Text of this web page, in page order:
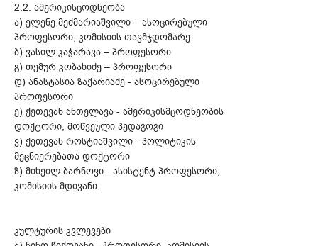
2.2. ამერიკისცოდნეობა
ა) ელენე მეძმარიაშვილი – ასოცირებული
პროფესორი, კომისიის თავმჯდომარე.
ბ) ვასილ კაჭარავა – პროფესორი
გ) თემურ კობახიძე – პროფესორი
დ) ანასტასია ზაქარიაძე - ასოცირებული
პროფესორი
ე) ქეთევან ანთელავა - ამერიკისმცოდნეობის
დოქტორი, მოწვეული პედაგოგი
ვ) ქეთევან როსტიაშვილი - პოლიტიკის
მეცნიერებათა დოქტორი
ზ) მიხეილ ბარნოვი - ასისტენტ პროფესორი,
კომისიის მდივანი.
კულტურის კვლევები